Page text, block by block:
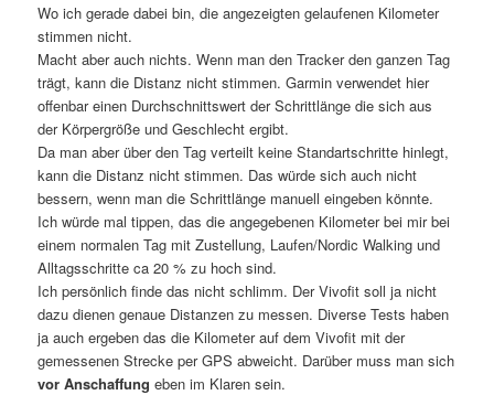
Wo ich gerade dabei bin, die angezeigten gelaufenen Kilometer
stimmen nicht.
Macht aber auch nichts. Wenn man den Tracker den ganzen Tag
trägt, kann die Distanz nicht stimmen. Garmin verwendet hier
offenbar einen Durchschnittswert der Schrittlänge die sich aus
der Körpergröße und Geschlecht ergibt.
Da man aber über den Tag verteilt keine Standartschritte hinlegt,
kann die Distanz nicht stimmen. Das würde sich auch nicht
bessern, wenn man die Schrittlänge manuell eingeben könnte.
Ich würde mal tippen, das die angegebenen Kilometer bei mir bei
einem normalen Tag mit Zustellung, Laufen/Nordic Walking und
Alltagsschritte ca 20 % zu hoch sind.
Ich persönlich finde das nicht schlimm. Der Vivofit soll ja nicht
dazu dienen genaue Distanzen zu messen. Diverse Tests haben
ja auch ergeben das die Kilometer auf dem Vivofit mit der
gemessenen Strecke per GPS abweicht. Darüber muss man sich
vor Anschaffung eben im Klaren sein.